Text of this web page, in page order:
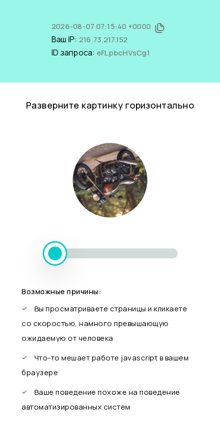
2026-08-07 07:15:40 +0000
Ваш IP: 216.73.217.152
ID запроса: eFLpbcHVsCg1
Разверните картинку горизонтально
Возможные причины:
Вы просматриваете страницы и кликаете
со скоростью, намного превышающую
ожидаемую от человека
Что-то мешает работе javascript в вашем
браузере
Ваше поведение похоже на поведение
автоматизированных систем